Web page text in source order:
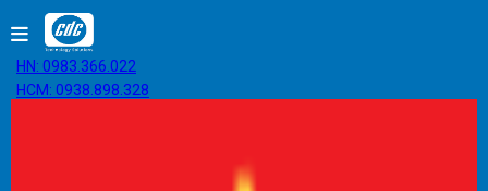
HN: 0983.366.022
HCM: 0938.898.328